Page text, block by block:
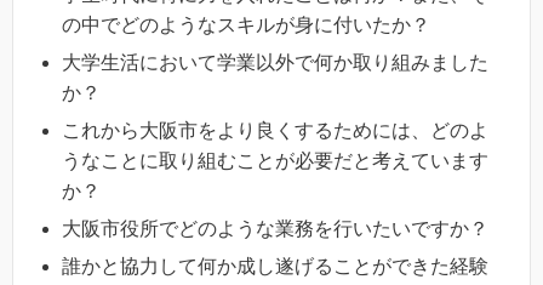
の中でどのようなスキルが身に付いたか？
大学生活において学業以外で何か取り組みました
か？
これから大阪市をより良くするためには、どのよ
うなことに取り組むことが必要だと考えています
か？
大阪市役所でどのような業務を行いたいですか？
誰かと協力して何か成し遂げることができた経験